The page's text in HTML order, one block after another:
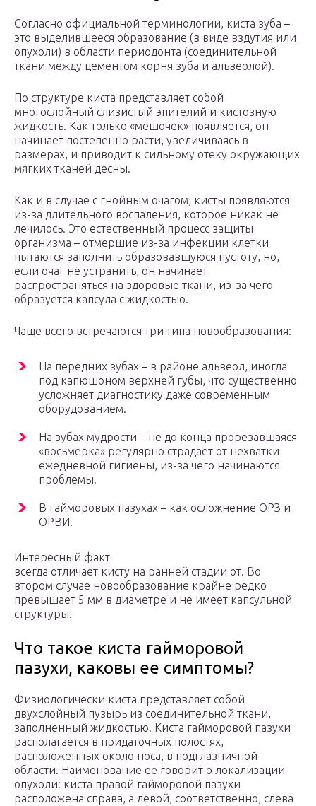
Согласно официальной терминологии, киста зуба –
это выделившееся образование (в виде вздутия или
опухоли) в области периодонта (соединительной
ткани между цементом корня зуба и альвеолой).
По структуре киста представляет собой
многослойный слизистый эпителий и кистозную
жидкость. Как только «мешочек» появляется, он
начинает постепенно расти, увеличиваясь в
размерах, и приводит к сильному отеку окружающих
мягких тканей десны.
Как и в случае с гнойным очагом, кисты появляются
из-за длительного воспаления, которое никак не
лечилось. Это естественный процесс защиты
организма – отмершие из-за инфекции клетки
пытаются заполнить образовавшуюся пустоту, но,
если очаг не устранить, он начинает
распространяться на здоровые ткани, из-за чего
образуется капсула с жидкостью.
Чаще всего встречаются три типа новообразования:
На передних зубах – в районе альвеол, иногда
под капюшоном верхней губы, что существенно
усложняет диагностику даже современным
оборудованием.
На зубах мудрости – не до конца прорезавшаяся
«восьмерка» регулярно страдает от нехватки
ежедневной гигиены, из-за чего начинаются
проблемы.
В гайморовых пазухах – как осложнение ОРЗ и
ОРВИ.
Интересный факт
всегда отличает кисту на ранней стадии от. Во
втором случае новообразование крайне редко
превышает 5 мм в диаметре и не имеет капсульной
структуры.
Что такое киста гайморовой
пазухи, каковы ее симптомы?
Физиологически киста представляет собой
двухслойный пузырь из соединительной ткани,
заполненный жидкостью. Киста гайморовой пазухи
располагается в придаточных полостях,
расположенных около носа, в подглазничной
области. Наименование ее говорит о локализации
опухоли: киста правой гайморовой пазухи
расположена справа, а левой, соответственно, слева